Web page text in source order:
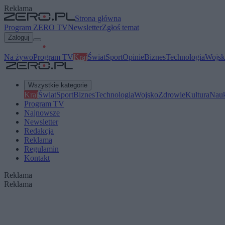
Reklama
Strona główna
Program ZERO TVNewsletterZgłoś temat
Zaloguj
Na żywoProgram TVKrajŚwiatSportOpinieBiznesTechnologia
Wszystkie kategorie
KrajŚwiatSportBiznesTechnologiaWojskoZdrowieKultura
Program TV
Najnowsze
Newsletter
Redakcja
Reklama
Regulamin
Kontakt
Reklama
Reklama